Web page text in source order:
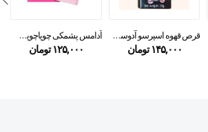
قرص قهوه اسپرسو آدوسی ۳۵ گرمی
۱۴۵,۰۰۰ تومان
آدامس پشمکی چوپاچوپس طعم توت فرنگی
۱۲۵,۰۰۰ تومان